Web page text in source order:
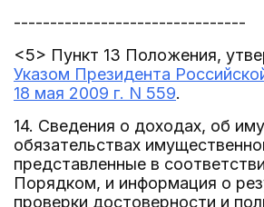
--------------------------------
<5> Пункт 13 Положения,
Указом Президента
18 мая 2009 г. N 559.
14. Сведения о доходах, об
обязательствах
представленные в
Порядком, и информация о
проверки достоверности и